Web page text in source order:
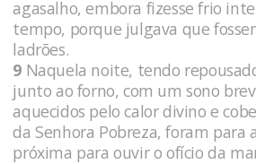
agasalho, embora fizesse frio
tempo, porque julgava que
ladrões.
9 Naquela noite, tendo
junto ao forno, com um sono
aquecidos pelo calor divino e
da Senhora Pobreza, foram para
próxima para ouvir o ofício da